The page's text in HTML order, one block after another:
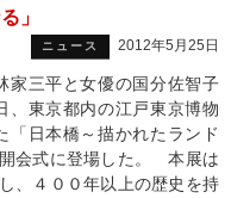
」
ニュース 2012年5月25日
三平と女優の国分佐智子
、東京都内の江戸東京博物
「日本橋～描かれたランド
会式に登場した。 本展は
、４００年以上の歴史を持